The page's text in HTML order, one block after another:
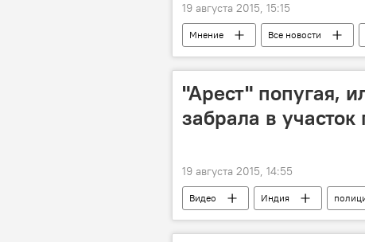
19 августа 2015, 15:15
Мнение Все новости
Узбекистан
Китай
"Арест" попугая,
забрала в
19 августа 2015, 14:55
Видео Индия